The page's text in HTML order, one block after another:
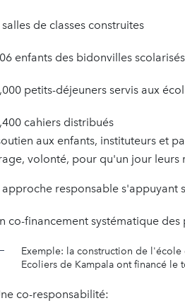
salles de classes construites
enfants des bidonvilles scolarisés
petits-déjeuners servis aux
cahiers distribués
aux enfants, instituteurs et
volonté, pour qu'un jour leurs
approche responsable s'appuyant
co-financement systématique
Exemple: la construction de
Ecoliers de Kampala ont financé le
co-responsabilité: